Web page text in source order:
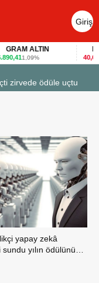
Giriş
Yap
GRAM ALTIN
1,09% 40,65-
zirvede ödüle uçtu
yapay zekâ
yılın ödülünü